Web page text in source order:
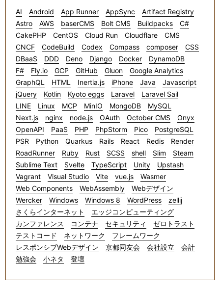
AI Android App Runner AppSync
Artifact Registry
Astro
AWS baserCMS Bolt CMS Buildpacks
C#
CakePHP
CentOS Cloud Run Cloudflare
CMS
CNCF
CodeBuild Codex Compass composer
CSS
DBaaS
DDD Deno Django Docker
DynamoDB
F#
Fly.io GCP GitHub Gluon
Google Analytics
GraphQL
HTML Inertia.js iPhone Java
Javascript
jQuery
Kotlin Kyoto eggs Laravel
Laravel Sail
LINE
Linux MCP MinIO MongoDB
MySQL
Next.js
nginx node.js OAuth October CMS
Onyx
OpenAPI
PaaS PHP PhpStorm Pico
PostgreSQL
PSR
Python Quarkus Rails React Redis
Render
RoadRunner
Ruby Rust SCSS shell Slim
Steam
Sublime Text
Svelte TypeScript Unity
Upstash
Vagrant
Visual Studio Vite vue.js
Wasmer
Web Components
WebAssembly
Webデザイン
Wercker
Windows Windows 8 WordPress
zellij
さくらインターネット
エッジコンピューティング
カンファレンス
コンテナ セキュリティ
ゼロトラスト
テストコード
ネットワーク
フレームワーク
レスポンシブWebデザイン
京都同友会 会社設立
会計
勉強会
小ネタ 登壇